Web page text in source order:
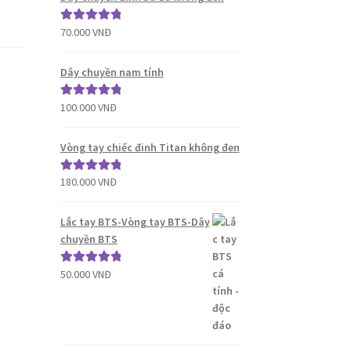
Được xếp
sao
70.000VNĐ
Dây chuyền nam tính
Được xếp
sao
100.000VNĐ
Vòng tay chiếc đinh Titan không đen
Được xếp
sao
180.000VNĐ
Lắc tay BTS-Vòng tay BTS-Dây
chuyền BTS
Được xếp
50.000VNĐ